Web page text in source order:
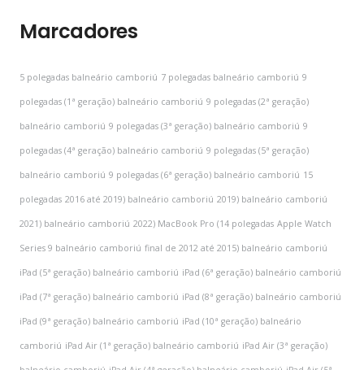
Marcadores
5 polegadas balneário camboriú 7 polegadas balneário camboriú 9
polegadas (1ª geração) balneário camboriú 9 polegadas (2ª geração)
balneário camboriú 9 polegadas (3ª geração) balneário camboriú 9
polegadas (4ª geração) balneário camboriú 9 polegadas (5ª geração)
balneário camboriú 9 polegadas (6ª geração) balneário camboriú 15
polegadas 2016 até 2019) balneário camboriú 2019) balneário camboriú
2021) balneário camboriú 2022) MacBook Pro (14 polegadas Apple Watch
Series 9 balneário camboriú final de 2012 até 2015) balneário camboriú
iPad (5ª geração) balneário camboriú iPad (6ª geração) balneário camboriú
iPad (7ª geração) balneário camboriú iPad (8ª geração) balneário camboriú
iPad (9ª geração) balneário camboriú iPad (10ª geração) balneário
camboriú iPad Air (1ª geração) balneário camboriú iPad Air (3ª geração)